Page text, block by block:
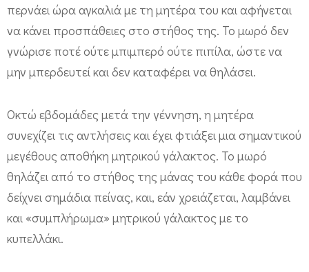
περνάει ώρα αγκαλιά με τη μητέρα του και αφήνεται
να κάνει προσπάθειες στο στήθος της. Το μωρό δεν
γνώρισε ποτέ ούτε μπιμπερό ούτε πιπίλα, ώστε να
μην μπερδευτεί και δεν καταφέρει να θηλάσει.
Οκτώ εβδομάδες μετά την γέννηση, η μητέρα
συνεχίζει τις αντλήσεις και έχει φτιάξει μια σημαντικού
μεγέθους αποθήκη μητρικού γάλακτος. Το μωρό
θηλάζει από το στήθος της μάνας του κάθε φορά που
δείχνει σημάδια πείνας, και, εάν χρειάζεται, λαμβάνει
και «συμπλήρωμα» μητρικού γάλακτος με το
κυπελλάκι.